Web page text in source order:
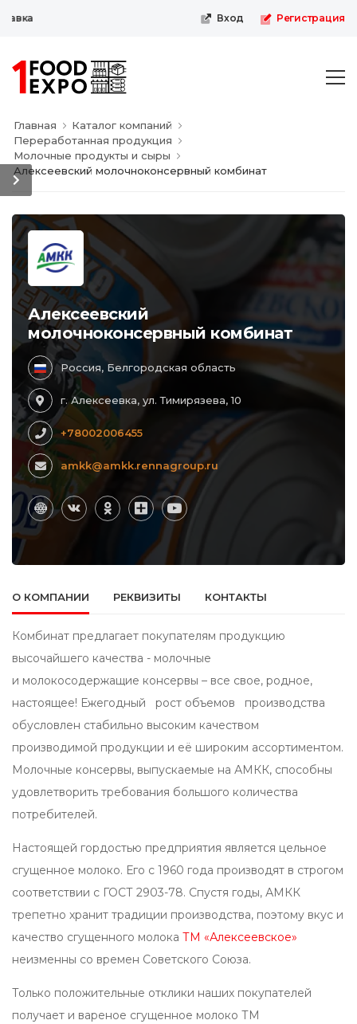
Вход Регистрация
Главная
Каталог компаний
Переработанная продукция
Молочные продукты и сыры
Алексеевский молочноконсервный комбинат
Алексеевский
молочноконсервный комбинат
Россия, Белгородская область
г. Алексеевка, ул. Тимирязева, 10
+78002006455
amkk@amkk.rennagroup.ru
О КОМПАНИИ РЕКВИЗИТЫ КОНТАКТЫ
Комбинат предлагает покупателям продукцию
высочайшего качества - молочные
и молокосодержащие консервы – все свое, родное,
настоящее! Ежегодный рост объемов производства
обусловлен стабильно высоким качеством
производимой продукции и её широким ассортиментом.
Молочные консервы, выпускаемые на АМКК, способны
удовлетворить требования большого количества
потребителей.
Настоящей гордостью предприятия является цельное
сгущенное молоко. Его с 1960 года производят в строгом
соответствии с ГОСТ 2903-78. Спустя годы, АМКК
трепетно хранит традиции производства, поэтому вкус и
качество сгущенного молока ТМ «Алексеевское»
неизменны со времен Советского Союза.
Только положительные отклики наших покупателей
получает и вареное сгущенное молоко ТМ